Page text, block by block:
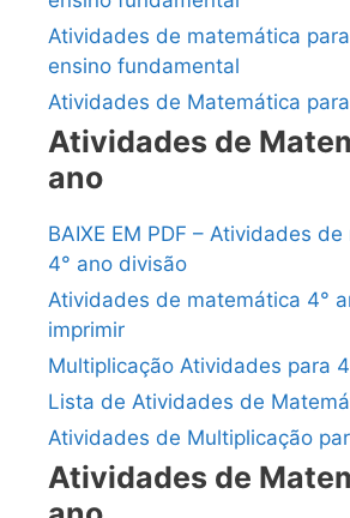
Atividades de matemática
ensino fundamental
Atividades de Matemática
Atividades de
ano
BAIXE EM PDF – Atividades
4° ano divisão
Atividades de matemática 4°
imprimir
Multiplicação Atividades para
Lista de Atividades de
Atividades de Multiplicação
Atividades de